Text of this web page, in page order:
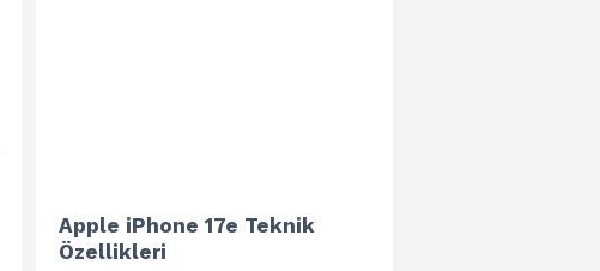
Apple iPhone 17e Teknik
Özellikleri